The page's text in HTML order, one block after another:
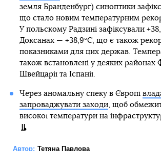
земля Бранденбург) синоптики
що стало новим температурним
У польскому Радзині зафіксували
Доксанах — +38,9°C, що є також
показниками для цих держав.
також встановлені у деяких районах
Швейцарії та Іспанії.
Через аномальну спеку в Європі
запроваджувати заходи, щоб
високої температури на
Автор: Тетяна Павлова